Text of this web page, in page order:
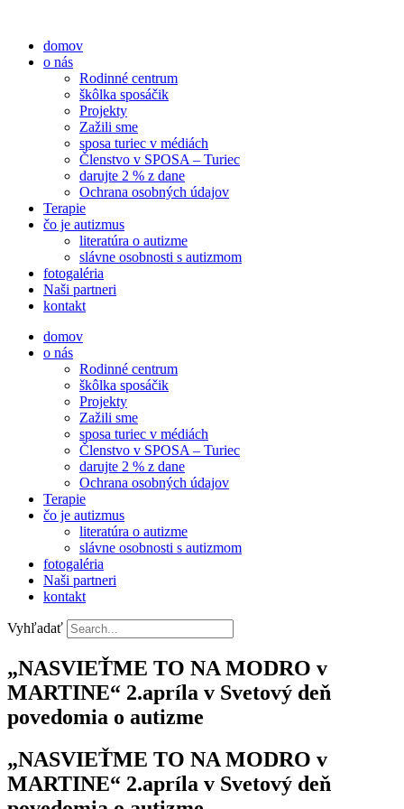
obsah
domov
o nás
Rodinné centrum
škôlka sposáčik
Projekty
Zažili sme
sposa turiec v médiách
Členstvo v SPOSA – Turiec
darujte 2 % z dane​
Ochrana osobných údajov
Terapie
čo je autizmus
literatúra o autizme
slávne osobnosti s autizmom
fotogaléria
Naši partneri
kontakt
domov
o nás
Rodinné centrum
škôlka sposáčik
Projekty
Zažili sme
sposa turiec v médiách
Členstvo v SPOSA – Turiec
darujte 2 % z dane​
Ochrana osobných údajov
Terapie
čo je autizmus
literatúra o autizme
slávne osobnosti s autizmom
fotogaléria
Naši partneri
kontakt
Vyhľadať
„NASVIEŤME TO NA MODRO v
MARTINE“ 2.apríla v Svetový deň
povedomia o autizme
„NASVIEŤME TO NA MODRO v
MARTINE“ 2.apríla v Svetový deň